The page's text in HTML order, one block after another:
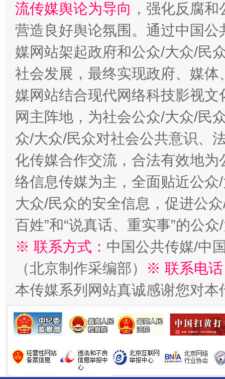
这是一记警钟！ 谢
在谋一域中谋全局
今
习近平的博鳌关键词
流传媒舆论为导向 ，强化反腐
营造良好舆论氛围。通过中国
媒网站架起政府和公众/大众/民
社会发展，最终实现政府、媒
媒网站结合现代网络科技影视
网主阵地，为社会公众/大众/民
众/大众/民众对社会公共意识、
化传媒合作交流，合法有效地
络信息传媒为主，全面贴近公
大众/民众的安全信息，促进公
百姓”和“说真话、重实事”的公
※ 联系方式： 中国公共传媒/中
（北京制作采编部）
※ 联系电
本传媒系列网站真诚感谢您对